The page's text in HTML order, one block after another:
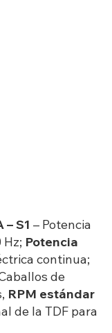
S1 – Potencia
Potencia
continua;
de
RPM estándar
de la TDF para